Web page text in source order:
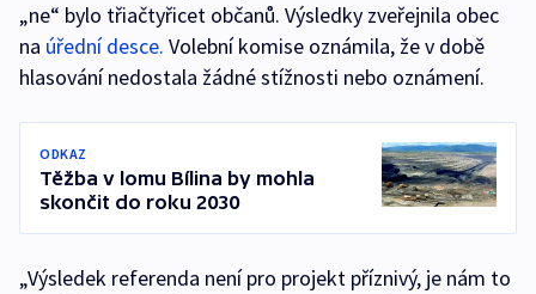
„ne“ bylo třiačtyřicet občanů. Výsledky zveřejnila obec
na úřední desce. Volební komise oznámila, že v době
hlasování nedostala žádné stížnosti nebo oznámení.
ODKAZ
Těžba v lomu Bílina by mohla
skončit do roku 2030
„Výsledek referenda není pro projekt příznivý, je nám to